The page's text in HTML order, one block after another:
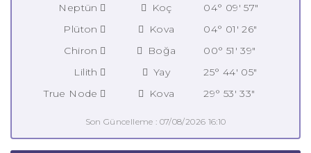
Neptün
Koç
04° 09' 57"
Plüton
Kova
04° 01' 26"
Chiron
Boğa
00° 51' 39"
Lilith
Yay
25° 44' 05"
True Node
Kova 29° 53' 33"
Son Güncelleme : 07/08/2026 16:10